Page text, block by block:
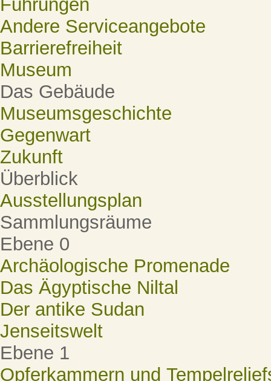
Führungen
Andere Serviceangebote
Barrierefreiheit
Museum
Das Gebäude
Museumsgeschichte
Gegenwart
Zukunft
Überblick
Ausstellungsplan
Sammlungsräume
Ebene 0
Archäologische Promenade
Das Ägyptische Niltal
Der antike Sudan
Jenseitswelt
Ebene 1
Opferkammern und